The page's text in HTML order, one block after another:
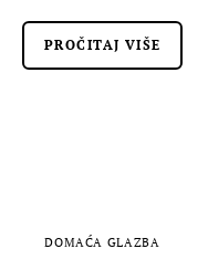
PROČITAJ VIŠE
DOMAĆA GLAZBA